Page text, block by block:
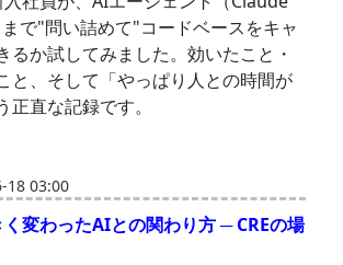
で"問い詰めて"コードベースをキャ
るか試してみました。効いたこと・
と、そして「やっぱり人との時間が
正直な記録です。
18 03:00
変わったAIとの関わり方 ─ CREの場